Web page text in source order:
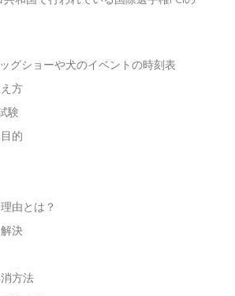
グショーや犬のイベントの時刻表
方
験
的
由とは？
決
方法